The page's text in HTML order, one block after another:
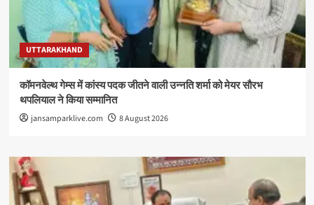
UTTARAKHAND
कॉमनवेल्थ गेम्स में कांस्य पदक जीतने वाली उन्नति शर्मा को मेयर सौरभ
थपलियाल ने किया सम्मानित
jansamparklive.com 8 August 2026